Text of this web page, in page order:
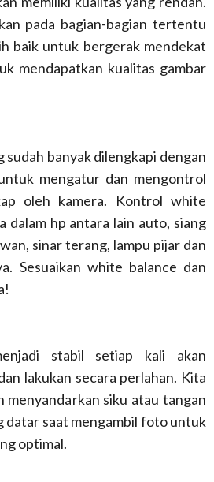
pada bagian-bagian tertentu
baik untuk bergerak mendekat
mendapatkan kualitas gambar
sudah banyak dilengkapi dengan
mengatur dan mengontrol
oleh kamera. Kontrol white
dalam hp antara lain auto, siang
sinar terang, lampu pijar dan
Sesuaikan white balance dan
stabil setiap kali akan
lakukan secara perlahan. Kita
menyandarkan siku atau tangan
datar saat mengambil foto untuk
optimal.